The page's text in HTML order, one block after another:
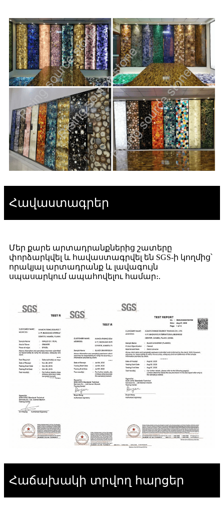
Հավաստագրեր
Մեր քարե արտադրանքներից շատերը
փորձարկվել և հավաստագրվել են SGS-ի կողմից՝
որակյալ արտադրանք և լավագույն
սպասարկում ապահովելու համար։.
Հաճախակի տրվող հարցեր